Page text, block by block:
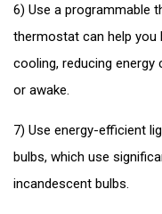
6) Use a programmable
thermostat can help you
cooling, reducing energy
or awake.
7) Use energy-efficient
bulbs, which use
incandescent bulbs.